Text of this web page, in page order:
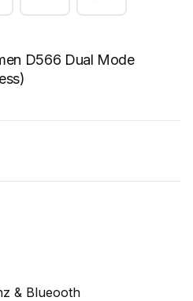
D566 Dual Mode
& Blueooth